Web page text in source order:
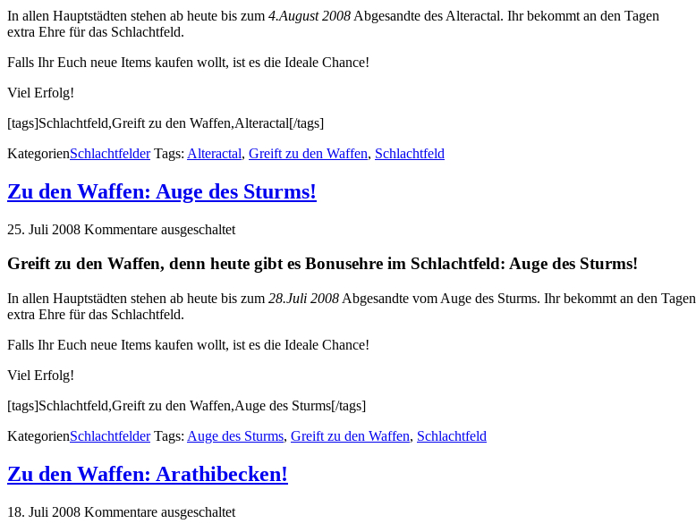
In allen Hauptstädten stehen ab heute bis zum 4.August 2008 Abgesandte des Alteractal. Ihr bekommt an den Tagen
extra Ehre für das Schlachtfeld.
Falls Ihr Euch neue Items kaufen wollt, ist es die Ideale Chance!
Viel Erfolg!
[tags]Schlachtfeld,Greift zu den Waffen,Alteractal[/tags]
KategorienSchlachtfelder Tags: Alteractal, Greift zu den Waffen, Schlachtfeld
Zu den Waffen: Auge des Sturms!
25. Juli 2008 Kommentare ausgeschaltet
Greift zu den Waffen, denn heute gibt es Bonusehre im Schlachtfeld: Auge des Sturms!
In allen Hauptstädten stehen ab heute bis zum 28.Juli 2008 Abgesandte vom Auge des Sturms. Ihr bekommt an den Tagen
extra Ehre für das Schlachtfeld.
Falls Ihr Euch neue Items kaufen wollt, ist es die Ideale Chance!
Viel Erfolg!
[tags]Schlachtfeld,Greift zu den Waffen,Auge des Sturms[/tags]
KategorienSchlachtfelder Tags: Auge des Sturms, Greift zu den Waffen, Schlachtfeld
Zu den Waffen: Arathibecken!
18. Juli 2008 Kommentare ausgeschaltet